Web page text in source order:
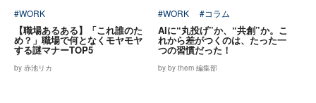
#WORK
【職場あるある】「これ誰のた
め？」職場で何となくモヤモヤ
する謎マナーTOP5
by 赤池リカ
#WORK #コラム
AIに“丸投げ”か、“共創”か。こ
れから差がつくのは、たった一
つの習慣だった！
by by them 編集部